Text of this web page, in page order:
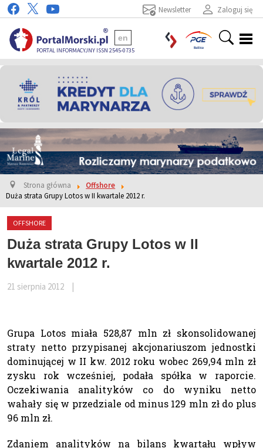
Zaloguj się
Newsletter
PORTAL INFORMACYJNY ISSN 2545-0735
en
Strona główna
Offshore
Duża strata Grupy Lotos w II kwartale 2012 r.
OFFSHORE
Duża strata Grupy Lotos w II
kwartale 2012 r.
21 sierpnia 2012
Grupa Lotos miała 528,87 mln zł skonsolidowanej
straty netto przypisanej akcjonariuszom jednostki
dominującej w II kw. 2012 roku wobec 269,94 mln zł
zysku rok wcześniej, podała spółka w raporcie.
Oczekiwania analityków co do wyniku netto
wahały się w przedziale od minus 129 mln zł do plus
96 mln zł.
Zdaniem analityków na bilans kwartału wpływ